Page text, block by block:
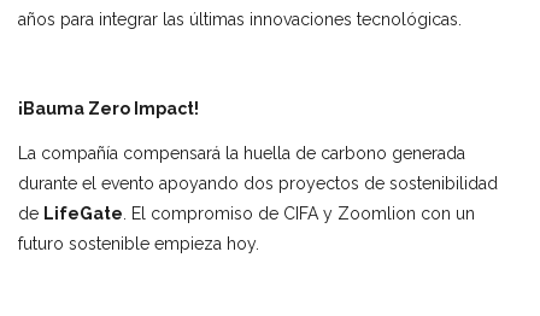
años para integrar las últimas innovaciones tecnológicas.
¡Bauma Zero Impact!
La compañía compensará la huella de carbono generada
durante el evento apoyando dos proyectos de sostenibilidad
de LifeGate . El compromiso de CIFA y Zoomlion con un
futuro sostenible empieza hoy.